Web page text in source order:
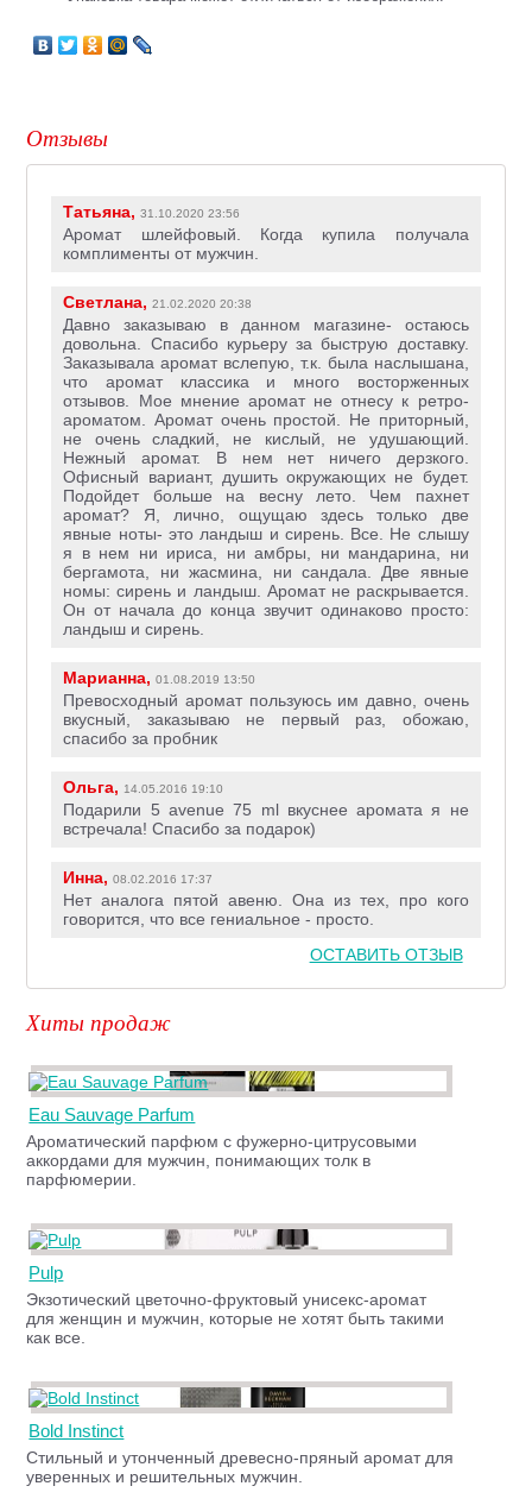
Отзывы
Татьяна,31.10.2020 23:56
Аромат шлейфовый. Когда купила получала
комплименты от мужчин.
Светлана,21.02.2020 20:38
Давно заказываю в данном магазине- остаюсь
довольна. Спасибо курьеру за быструю доставку.
Заказывала аромат вслепую, т.к. была наслышана,
что аромат классика и много восторженных
отзывов. Мое мнение аромат не отнесу к ретро-
ароматом. Аромат очень простой. Не приторный,
не очень сладкий, не кислый, не удушающий.
Нежный аромат. В нем нет ничего дерзкого.
Офисный вариант, душить окружающих не будет.
Подойдет больше на весну лето. Чем пахнет
аромат? Я, лично, ощущаю здесь только две
явные ноты- это ландыш и сирень. Все. Не слышу
я в нем ни ириса, ни амбры, ни мандарина, ни
бергамота, ни жасмина, ни сандала. Две явные
номы: сирень и ландыш. Аромат не раскрывается.
Он от начала до конца звучит одинаково просто:
ландыш и сирень.
Марианна,01.08.2019 13:50
Превосходный аромат пользуюсь им давно, очень
вкусный, заказываю не первый раз, обожаю,
спасибо за пробник
Ольга, 14.05.2016 19:10
Подарили 5 avenue 75 ml вкуснее аромата я не
встречала! Спасибо за подарок)
Инна,08.02.2016 17:37
Нет аналога пятой авеню. Она из тех, про кого
говорится, что все гениальное - просто.
ОСТАВИТЬ ОТЗЫВ
Хиты продаж
Eau Sauvage Parfum
Ароматический парфюм с фужерно-цитрусовыми
аккордами для мужчин, понимающих толк в
парфюмерии.
Pulp
Экзотический цветочно-фруктовый унисекс-аромат
для женщин и мужчин, которые не хотят быть такими
как все.
Bold Instinct
Стильный и утонченный древесно-пряный аромат для
уверенных и решительных мужчин.